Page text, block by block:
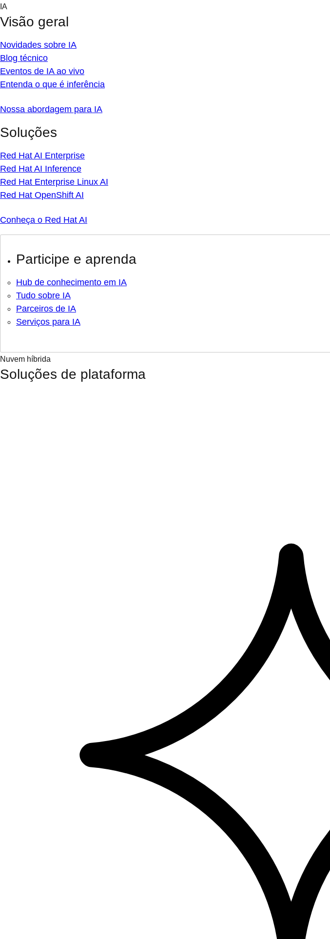
Skip
content
IA
Visão geral
Novidades sobre IA
Blog técnico
Eventos de IA ao vivo
Entenda o que é inferência
Nossa abordagem para IA
Soluções
Red Hat AI Enterprise
Red Hat AI Inference
Red Hat Enterprise Linux AI
Red Hat OpenShift AI
Conheça o Red Hat AI
Participe e aprenda
Hub de conhecimento em IA
Tudo sobre IA
Parceiros de IA
Serviços para IA
Nuvem híbrida
Soluções de plataforma